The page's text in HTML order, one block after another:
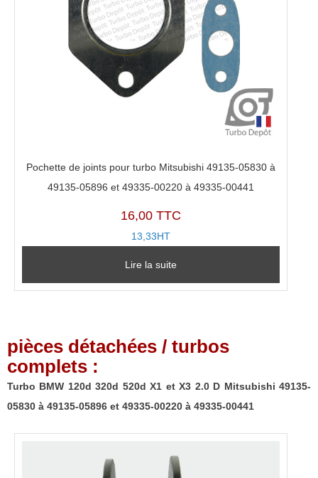
Pochette de joints pour turbo Mitsubishi 49135-05830 à
49135-05896 et 49335-00220 à 49335-00441
16,00 TTC
13,33HT
Lire la suite
pièces détachées / turbos
complets :
Turbo BMW 120d 320d 520d X1 et X3 2.0 D Mitsubishi 49135-
05830 à 49135-05896 et 49335-00220 à 49335-00441